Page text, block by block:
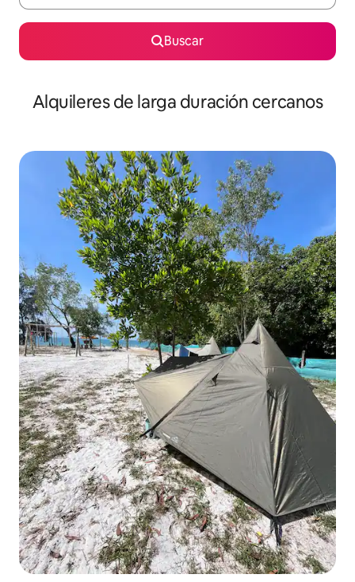
Buscar
Alquileres de larga duración cercanos